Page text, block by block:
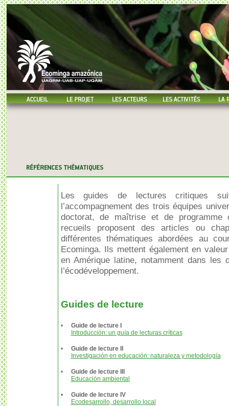
Les guides de lectures critiques
l’accompagnement des trois équipes
doctorat, de maîtrise et de
recueils proposent des articles ou
différentes thématiques abordées au
Ecominga. Ils mettent également en
en Amérique latine, notamment dans les
l’écodéveloppement.
Guides de lecture
•
Guide de lecture I
Introducción: un guía de lecturas críticas
•
Guide de lecture II
Investigación en educación: naturaleza y metodología
•
Guide de lecture III
Educación ambiental
•
Guide de lecture IV
Ecodesarrollo, desarrollo local